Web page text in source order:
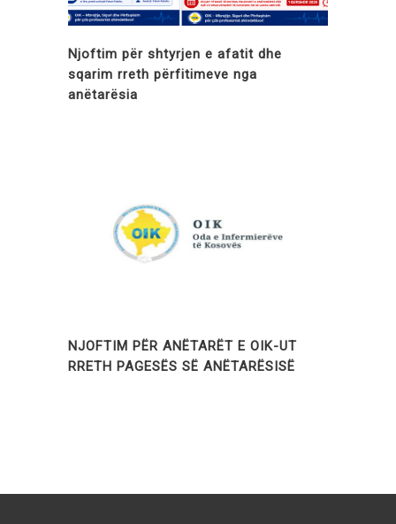
Njoftim për shtyrjen e afatit dhe
sqarim rreth përfitimeve nga
anëtarësia
NJOFTIM PËR ANËTARËT E OIK-UT
RRETH PAGESËS SË ANËTARËSISË